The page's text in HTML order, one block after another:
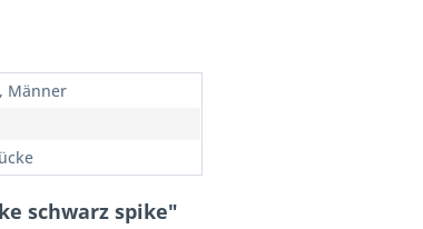
Männer
schwarz spike"